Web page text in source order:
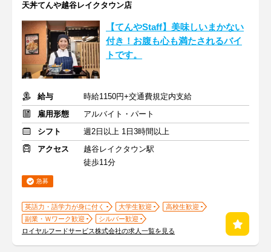
天丼てんや越谷レイクタウン店
【てんやStaff】美味しいまかない
付き！お腹も心も満たされるバイ
トです。
給与
時給1150円+交通費規定内支給
雇用形態
アルバイト・パート
シフト
週2日以上 1日3時間以上
アクセス
越谷レイクタウン駅
徒歩11分
急募
英語力・語学力が身に付く 大学生歓迎
高校生歓迎
副業・Ｗワーク歓迎
シルバー歓迎
ロイヤルフードサービス株式会社の求人一覧を見る